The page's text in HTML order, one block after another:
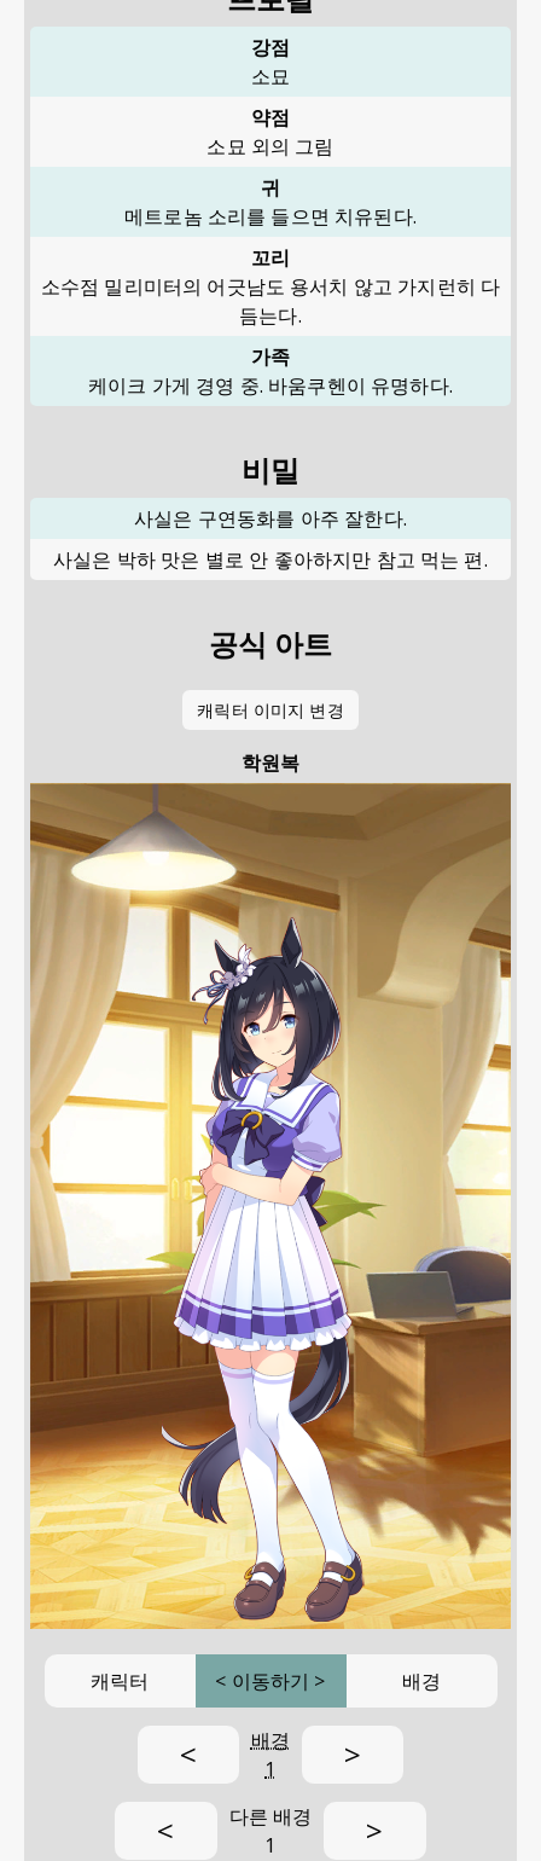
강점
소묘
약점
소묘 외의 그림
귀
메트로놈 소리를 들으면 치유된다.
꼬리
소수점 밀리미터의 어긋남도 용서치 않고 가지런히 다
듬는다.
가족
케이크 가게 경영 중. 바움쿠헨이 유명하다.
비밀
사실은 구연동화를 아주 잘한다.
사실은 박하 맛은 별로 안 좋아하지만 참고 먹는 편.
공식 아트
캐릭터 이미지 변경
학원복
캐릭터 < 이동하기 > 배경
<
배경
1
>
<
다른 배경
1
>